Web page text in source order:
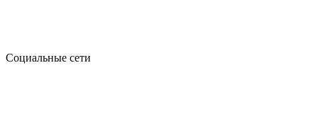
Социальные сети